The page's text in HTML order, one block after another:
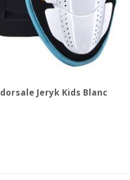
Jeryk Kids Blanc